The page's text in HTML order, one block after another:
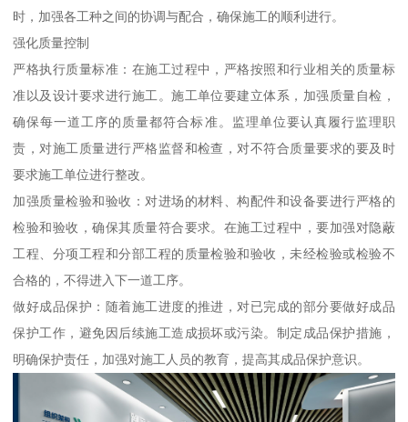
时，加强各工种之间的协调与配合，确保施工的顺利进行。
强化质量控制
严格执行质量标准：在施工过程中，严格按照和行业相关的质量标
准以及设计要求进行施工。施工单位要建立体系，加强质量自检，
确保每一道工序的质量都符合标准。监理单位要认真履行监理职
责，对施工质量进行严格监督和检查，对不符合质量要求的要及时
要求施工单位进行整改。
加强质量检验和验收：对进场的材料、构配件和设备要进行严格的
检验和验收，确保其质量符合要求。在施工过程中，要加强对隐蔽
工程、分项工程和分部工程的质量检验和验收，未经检验或检验不
合格的，不得进入下一道工序。
做好成品保护：随着施工进度的推进，对已完成的部分要做好成品
保护工作，避免因后续施工造成损坏或污染。制定成品保护措施，
明确保护责任，加强对施工人员的教育，提高其成品保护意识。